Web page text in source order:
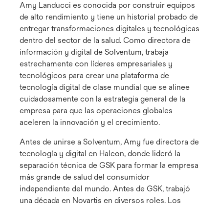
Amy Landucci es conocida por construir equipos
de alto rendimiento y tiene un historial probado de
entregar transformaciones digitales y tecnológicas
dentro del sector de la salud. Como directora de
información y digital de Solventum, trabaja
estrechamente con líderes empresariales y
tecnológicos para crear una plataforma de
tecnología digital de clase mundial que se alinee
cuidadosamente con la estrategia general de la
empresa para que las operaciones globales
aceleren la innovación y el crecimiento.
Antes de unirse a Solventum, Amy fue directora de
tecnología y digital en Haleon, donde lideró la
separación técnica de GSK para formar la empresa
más grande de salud del consumidor
independiente del mundo. Antes de GSK, trabajó
una década en Novartis en diversos roles. Los